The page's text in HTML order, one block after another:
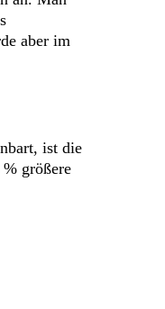
aber im
ist die
größere